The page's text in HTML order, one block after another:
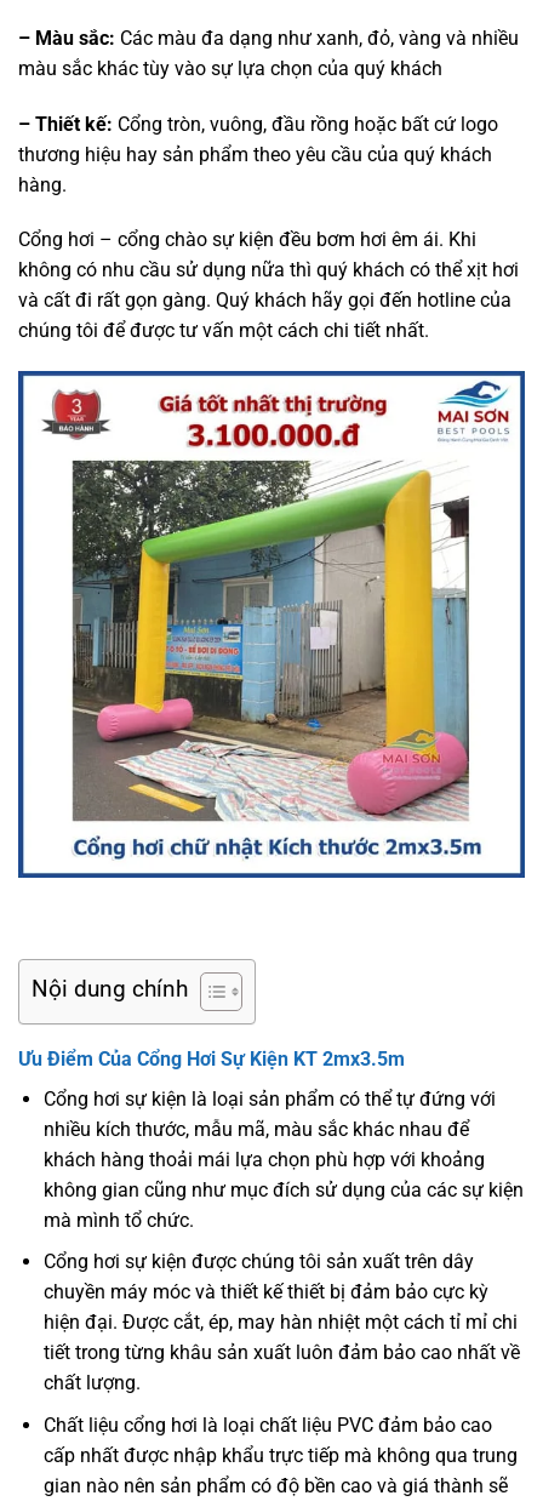
– Màu sắc: Các màu đa dạng như xanh, đỏ, vàng và nhiều
màu sắc khác tùy vào sự lựa chọn của quý khách
– Thiết kế: Cổng tròn, vuông, đầu rồng hoặc bất cứ logo
thương hiệu hay sản phẩm theo yêu cầu của quý khách
hàng.
Cổng hơi – cổng chào sự kiện đều bơm hơi êm ái. Khi
không có nhu cầu sử dụng nữa thì quý khách có thể xịt hơi
và cất đi rất gọn gàng. Quý khách hãy gọi đến hotline của
chúng tôi để được tư vấn một cách chi tiết nhất.
Nội dung chính
Ưu Điểm Của Cổng Hơi Sự Kiện KT 2mx3.5m
Cổng hơi sự kiện là loại sản phẩm có thể tự đứng với
nhiều kích thước, mẫu mã, màu sắc khác nhau để
khách hàng thoải mái lựa chọn phù hợp với khoảng
không gian cũng như mục đích sử dụng của các sự kiện
mà mình tổ chức.
Cổng hơi sự kiện được chúng tôi sản xuất trên dây
chuyền máy móc và thiết kế thiết bị đảm bảo cực kỳ
hiện đại. Được cắt, ép, may hàn nhiệt một cách tỉ mỉ chi
tiết trong từng khâu sản xuất luôn đảm bảo cao nhất về
chất lượng.
Chất liệu cổng hơi là loại chất liệu PVC đảm bảo cao
cấp nhất được nhập khẩu trực tiếp mà không qua trung
gian nào nên sản phẩm có độ bền cao và giá thành sẽ